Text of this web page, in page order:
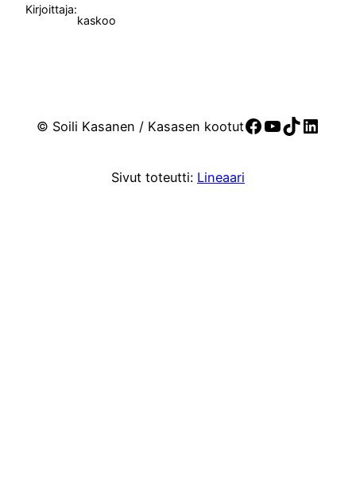
Kirjoittaja:
kaskoo
© Soili Kasanen / Kasasen kootutFacebook
YouTube
TikTok
Sivut toteutti: Lineaari